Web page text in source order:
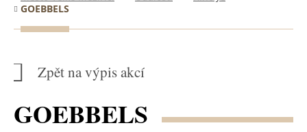
GOEBBELS
Zpět na výpis akcí
GOEBBELS